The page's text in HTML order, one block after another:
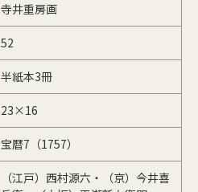
寺井重房画
52
半紙本3冊
23×16
宝暦7（1757）
（江戸）西村源六・（京）今井喜